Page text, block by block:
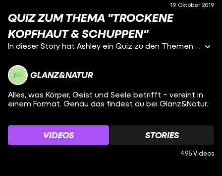
19. Oktober 2019
QUIZ ZUM THEMA "TROCKENE
KOPFHAUT & SCHUPPEN"
In dieser Story hat Ashley ein Quiz zu den Themen Trockene Kopfhaut & Schuppen parat.
GLANZ&NATUR
Alles, was Körper, Geist und Seele betrifft – vereint in
einem Format. Genau das findest du bei Glanz&Natur.
VIDEOS STORIES
495 Videos